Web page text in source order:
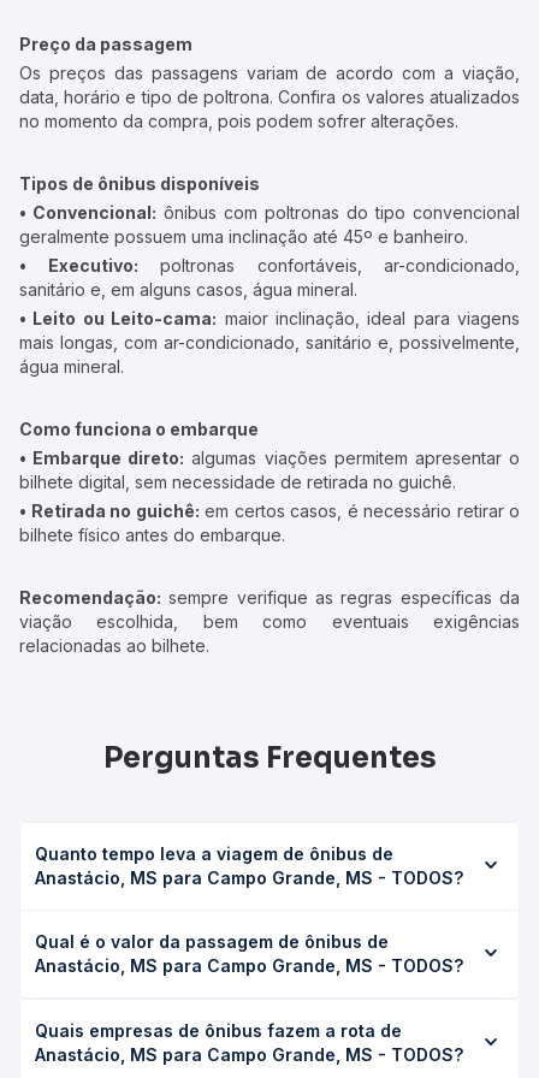
Preço da passagem
Os preços das passagens variam de acordo com a viação,
data, horário e tipo de poltrona. Confira os valores atualizados
no momento da compra, pois podem sofrer alterações.
Tipos de ônibus disponíveis
• Convencional: ônibus com poltronas do tipo convencional
geralmente possuem uma inclinação até 45º e banheiro.
• Executivo: poltronas confortáveis, ar-condicionado,
sanitário e, em alguns casos, água mineral.
• Leito ou Leito-cama: maior inclinação, ideal para viagens
mais longas, com ar-condicionado, sanitário e, possivelmente,
água mineral.
Como funciona o embarque
• Embarque direto: algumas viações permitem apresentar o
bilhete digital, sem necessidade de retirada no guichê.
• Retirada no guichê: em certos casos, é necessário retirar o
bilhete físico antes do embarque.
Recomendação: sempre verifique as regras específicas da
viação escolhida, bem como eventuais exigências
relacionadas ao bilhete.
Perguntas Frequentes
Quanto tempo leva a viagem de ônibus de
Anastácio, MS para Campo Grande, MS - TODOS?
Grande, MS - TODOS leva em média 2h 40min, podendo
variar conforme a viação, o tipo de serviço (convencional,
duração exata de cada opção na data desejada.
Qual é o valor da passagem de ônibus de
Anastácio, MS para Campo Grande, MS - TODOS?
Campo Grande, MS - TODOS custa em média R$ 72,98 e
varia conforme a data da viagem, a empresa, o tipo de
Quais empresas de ônibus fazem a rota de
Anastácio, MS para Campo Grande, MS - TODOS?